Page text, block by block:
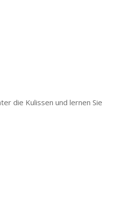
die Kulissen und lernen Sie